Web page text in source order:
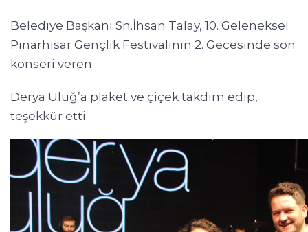
Belediye Başkanı Sn.İhsan Talay, 10. Geleneksel
Pınarhisar Gençlik Festivalinin 2. Gecesinde son
konseri veren;
Derya Uluğ’a plaket ve çiçek takdim edip,
teşekkür etti.